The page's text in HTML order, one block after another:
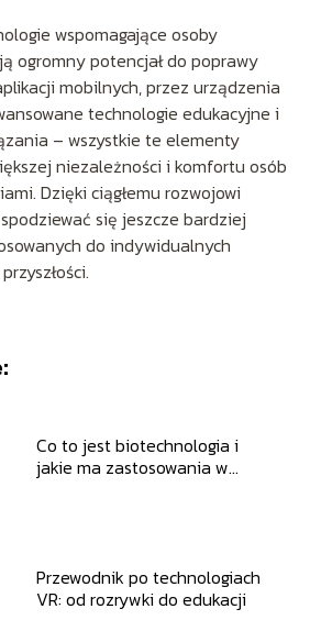
wspomagające osoby
ogromny potencjał do poprawy
mobilnych, przez urządzenia
technologie edukacyjne i
– wszystkie te elementy
niezależności i komfortu osób
Dzięki ciągłemu rozwojowi
się jeszcze bardziej
do indywidualnych
Co to jest biotechnologia i
jakie ma zastosowania w
Przewodnik po technologiach
VR: od rozrywki do edukacji